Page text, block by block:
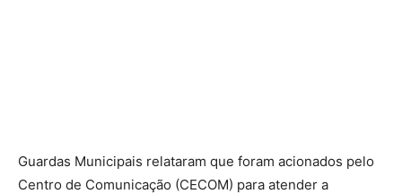
Guardas Municipais relataram que foram acionados pelo
Centro de Comunicação (CECOM) para atender a